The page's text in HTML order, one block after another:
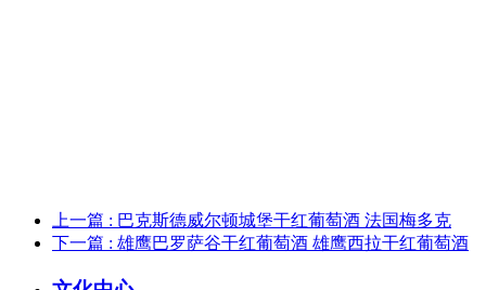
上一篇 : 巴克斯德威尔顿城堡干红葡萄酒 法国梅多克
下一篇 : 雄鹰巴罗萨谷干红葡萄酒 雄鹰西拉干红葡萄酒